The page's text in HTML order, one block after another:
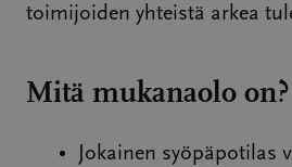
toimijoiden yhteistä arkea
Mitä mukanaolo on?
Jokainen syöpäpotilas